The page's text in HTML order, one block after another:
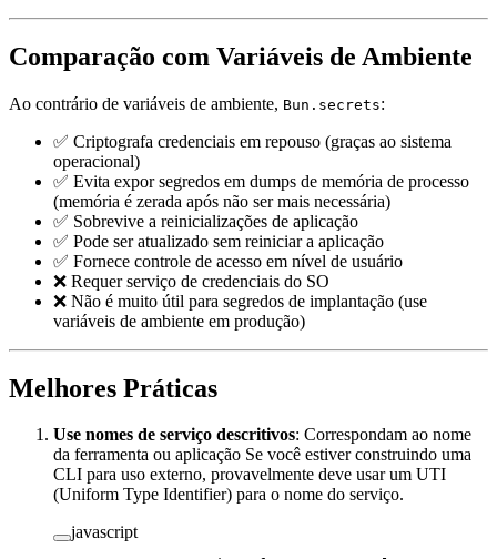
Comparação com Variáveis de Ambiente
Ao contrário de variáveis de ambiente, Bun.secrets:
✅ Criptografa credenciais em repouso (graças ao sistema
operacional)
✅ Evita expor segredos em dumps de memória de processo
(memória é zerada após não ser mais necessária)
✅ Sobrevive a reinicializações de aplicação
✅ Pode ser atualizado sem reiniciar a aplicação
✅ Fornece controle de acesso em nível de usuário
❌ Requer serviço de credenciais do SO
❌ Não é muito útil para segredos de implantação (use
variáveis de ambiente em produção)
Melhores Práticas
Use nomes de serviço descritivos: Correspondam ao nome
da ferramenta ou aplicação Se você estiver construindo uma
CLI para uso externo, provavelmente deve usar um UTI
(Uniform Type Identifier) para o nome do serviço.
javascript